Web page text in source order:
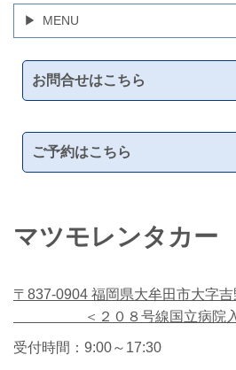
MENU
お問合せはこちら
ご予約はこちら
マツモレンタカー
〒837-0904 福岡県大牟田市大字吉
＜２０８号線国立病院入
受付時間：9:00～17:30